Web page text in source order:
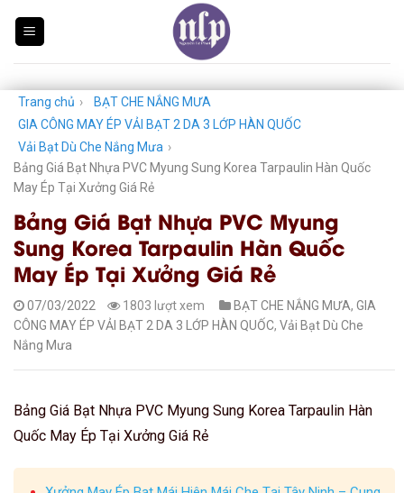
Trang chủ ›
BẠT CHE NẮNG MƯA
GIA CÔNG MAY ÉP VẢI BẠT 2 DA 3 LỚP HÀN QUỐC
Vải Bạt Dù Che Nắng Mưa ›
Bảng Giá Bạt Nhựa PVC Myung Sung Korea Tarpaulin Hàn Quốc
May Ép Tại Xưởng Giá Rẻ
Bảng Giá Bạt Nhựa PVC Myung
Sung Korea Tarpaulin Hàn Quốc
May Ép Tại Xưởng Giá Rẻ
07/03/2022 1803 lượt xem BẠT CHE NẮNG MƯA, GIA
CÔNG MAY ÉP VẢI BẠT 2 DA 3 LỚP HÀN QUỐC, Vải Bạt Dù Che
Nắng Mưa
Bảng Giá Bạt Nhựa PVC Myung Sung Korea Tarpaulin Hàn
Quốc May Ép Tại Xưởng Giá Rẻ